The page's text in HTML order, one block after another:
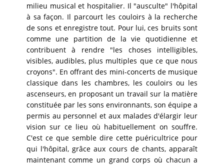
milieu musical et hospitalier. Il "ausculte" l'hôpital
à sa façon. Il parcourt les couloirs à la recherche
de sons et enregistre tout. Pour lui, ces bruits sont
comme une partition de la vie quotidienne et
contribuent à rendre "les choses intelligibles,
visibles, audibles, plus multiples que ce que nous
croyons". En offrant des mini-concerts de musique
classique dans les chambres, les couloirs ou les
ascenseurs, en proposant un travail sur la matière
constituée par les sons environnants, son équipe a
permis au personnel et aux malades d'élargir leur
vision sur ce lieu où habituellement on souffre.
C'est ce que semble dire cette puéricultrice pour
qui l'hôpital, grâce aux cours de chants, apparaît
maintenant comme un grand corps où chacun a